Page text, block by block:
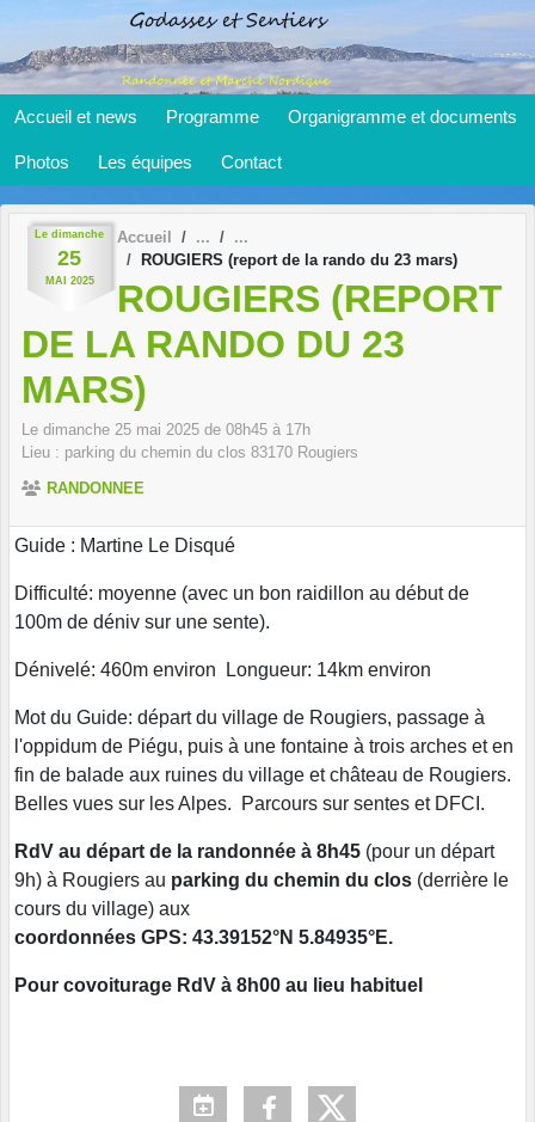
Accueil et news Programme Organigramme et documents
Photos Les équipes Contact
Le dimanche
25
MAI 2025
Accueil
ROUGIERS (report de la rando du 23 mars)
ROUGIERS (REPORT
DE LA RANDO DU 23
MARS)
Le dimanche 25 mai 2025 de 08h45 à 17h
Lieu : parking du chemin du clos 83170 Rougiers
RANDONNEE
Guide : Martine Le Disqué
Difficulté: moyenne (avec un bon raidillon au début de
100m de déniv sur une sente).
Dénivelé: 460m environ Longueur: 14km environ
Mot du Guide: départ du village de Rougiers, passage à
l'oppidum de Piégu, puis à une fontaine à trois arches et en
fin de balade aux ruines du village et château de Rougiers.
Belles vues sur les Alpes. Parcours sur sentes et DFCI.
RdV au départ de la randonnée à 8h45 (pour un départ
9h) à Rougiers au parking du chemin du clos (derrière le
cours du village) aux
coordonnées GPS: 43.39152°N 5.84935°E.
Pour covoiturage RdV à 8h00 au lieu habituel
Panneau de gestion des cookies